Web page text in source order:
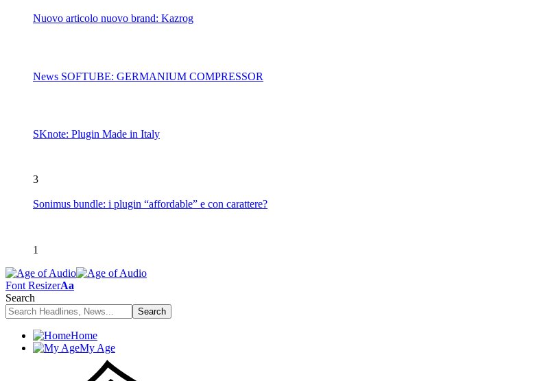
Nuovo articolo nuovo brand: Kazrog
News SOFTUBE: GERMANIUM COMPRESSOR
SKnote: Plugin Made in Italy
3
Sonimus bundle: i plugin “affordable” e con carattere?
1
Font ResizerAa
Search
Home
My Age